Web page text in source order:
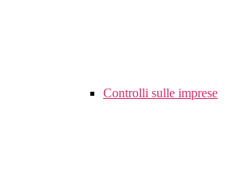
Controlli sulle imprese